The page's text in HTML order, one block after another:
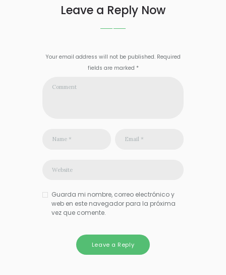
Leave a Reply Now
Your email address will not be published. Required
fields are marked *
Guarda mi nombre, correo electrónico y
web en este navegador para la próxima
vez que comente.